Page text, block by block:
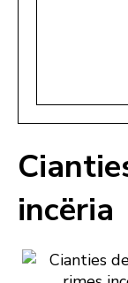
incëria